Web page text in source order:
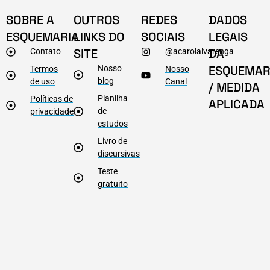
SOBRE A
ESQUEMARIA
Contato
Termos
de uso
Políticas de
privacidade
OUTROS
LINKS DO
SITE
Nosso
blog
Planilha
de
estudos
Livro de
discursivas
Teste
gratuito
REDES
SOCIAIS
@acarolalvarenga
Nosso
Canal
DADOS
LEGAIS
DA
/ MEDIDA
APLICADA